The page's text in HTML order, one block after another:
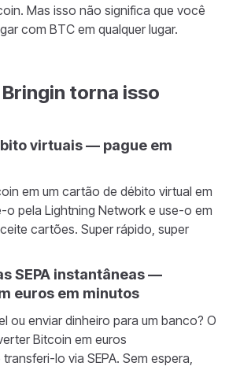
Mas isso não significa que você
com BTC em qualquer lugar.
torna isso
virtuais — pague em
em um cartão de débito virtual em
o pela Lightning Network e use-o em
cartões. Super rápido, super
SEPA instantâneas —
euros em minutos
ou enviar dinheiro para um banco? O
Bitcoin em euros
lo via SEPA. Sem espera,